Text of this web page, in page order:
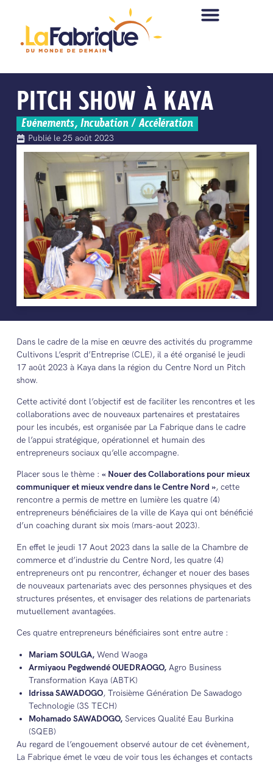
PITCH SHOW À KAYA
Evénements, Incubation / Accélération
Publié le 25 août 2023
Dans le cadre de la mise en œuvre des activités du programme
Cultivons L’esprit d’Entreprise (CLE), il a été organisé le jeudi
17 août 2023 à Kaya dans la région du Centre Nord un Pitch
show.
Cette activité dont l’objectif est de faciliter les rencontres et les
collaborations avec de nouveaux partenaires et prestataires
pour les incubés, est organisée par La Fabrique dans le cadre
de l’appui stratégique, opérationnel et humain des
entrepreneurs sociaux qu’elle accompagne.
Placer sous le thème : « Nouer des Collaborations pour mieux
communiquer et mieux vendre dans le Centre Nord », cette
rencontre a permis de mettre en lumière les quatre (4)
entrepreneurs bénéficiaires de la ville de Kaya qui ont bénéficié
d’un coaching durant six mois (mars-aout 2023).
En effet le jeudi 17 Aout 2023 dans la salle de la Chambre de
commerce et d’industrie du Centre Nord, les quatre (4)
entrepreneurs ont pu rencontrer, échanger et nouer des bases
de nouveaux partenariats avec des personnes physiques et des
structures présentes, et envisager des relations de partenariats
mutuellement avantagées.
Ces quatre entrepreneurs bénéficiaires sont entre autre :
Mariam SOULGA,Wend Waoga
Armiyaou Pegdwendé OUEDRAOGO,Agro Business
Transformation Kaya (ABTK)
Idrissa SAWADOGO, Troisième Génération De Sawadogo
Technologie (3S TECH)
Mohamado SAWADOGO,Services Qualité Eau Burkina
(SQEB)
Au regard de l’engouement observé autour de cet évènement,
La Fabrique émet le vœu de voir tous les échanges et contacts